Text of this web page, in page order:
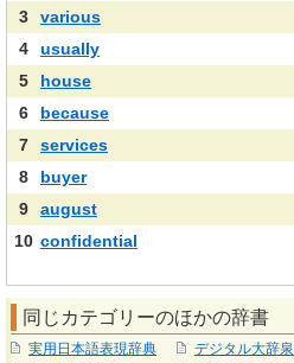
3
various
4
usually
5
house
6
because
7
services
8
buyer
9
august
10 confidential
同じカテゴリーのほかの辞書
実用日本語表現辞典
デジタル大辞泉